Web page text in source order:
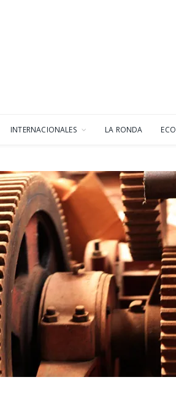
INTERNACIONALES LA RONDA